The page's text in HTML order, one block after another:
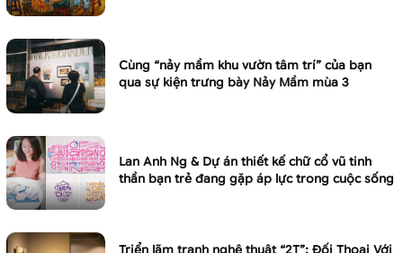
Cùng “nảy mầm khu vườn tâm trí” của bạn
qua sự kiện trưng bày Nảy Mầm mùa 3
Lan Anh Ng & Dự án thiết kế chữ cổ vũ tinh
thần bạn trẻ đang gặp áp lực trong cuộc sống